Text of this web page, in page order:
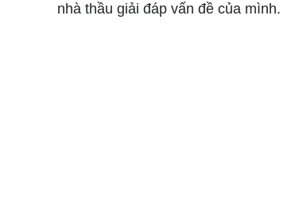
nhà thầu giải đáp vấn đề của mình.